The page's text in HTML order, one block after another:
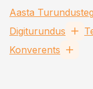
Aasta
Digiturundus
Konverents